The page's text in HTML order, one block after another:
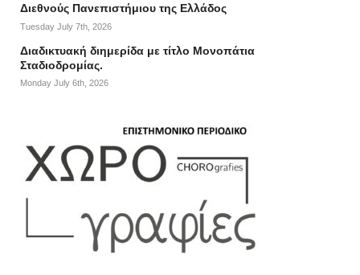
Διεθνούς Πανεπιστήμιου της Ελλάδος
Tuesday July 7th, 2026
Διαδικτυακή διημερίδα με τίτλο Μονοπάτια
Σταδιοδρομίας.
Monday July 6th, 2026